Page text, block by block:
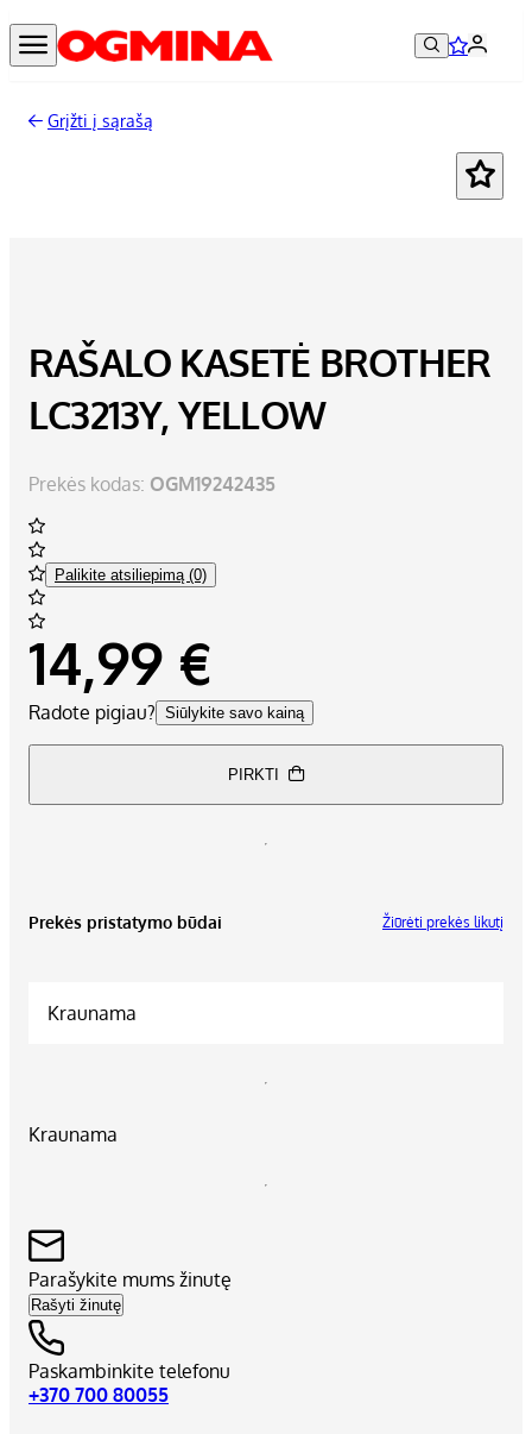
Grįžti į sąrašą
RAŠALO KASETĖ BROTHER
LC3213Y, YELLOW
Prekės kodas: OGM19242435
Palikite atsiliepimą (0)
14,99 €
Radote pigiau? Siūlykite savo kainą
PIRKTI
Prekės pristatymo būdai Žiūrėti prekės likutį
Kraunama
Kraunama
Parašykite mums žinutę
Rašyti žinutę
Paskambinkite telefonu
+370 700 80055